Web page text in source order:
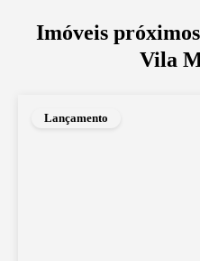
Imóveis
Vila
Lançamento